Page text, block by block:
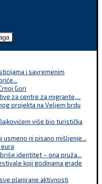
i savremenim
Gori
za centre za migrante,...
projekta na Veljem brdu
više bio turistička
usmeno ni pisano mišljenje...
identitet – ona pruža...
koji godinama grade
planirane aktivnosti